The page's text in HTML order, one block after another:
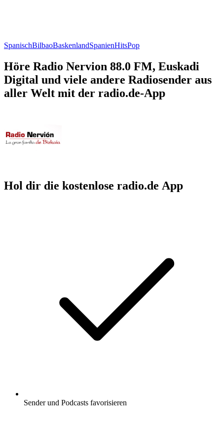
SpanischBilbaoBaskenlandSpanienHitsPop
Höre Radio Nervion 88.0 FM, Euskadi
Digital und viele andere Radiosender aus
aller Welt mit der radio.de-App
Hol dir die kostenlose radio.de App
Sender und Podcasts favorisieren